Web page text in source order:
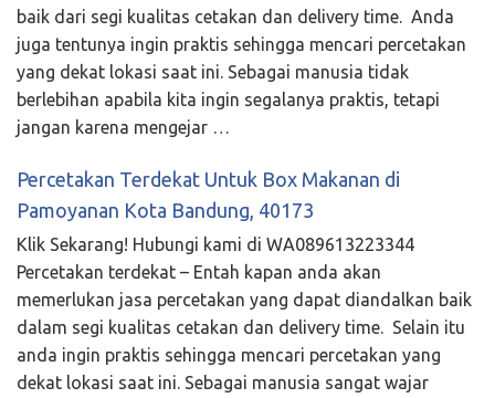
baik dari segi kualitas cetakan dan delivery time. Anda
juga tentunya ingin praktis sehingga mencari percetakan
yang dekat lokasi saat ini. Sebagai manusia tidak
berlebihan apabila kita ingin segalanya praktis, tetapi
jangan karena mengejar …
Percetakan Terdekat Untuk Box Makanan di
Pamoyanan Kota Bandung, 40173
Klik Sekarang! Hubungi kami di WA089613223344
Percetakan terdekat – Entah kapan anda akan
memerlukan jasa percetakan yang dapat diandalkan baik
dalam segi kualitas cetakan dan delivery time. Selain itu
anda ingin praktis sehingga mencari percetakan yang
dekat lokasi saat ini. Sebagai manusia sangat wajar